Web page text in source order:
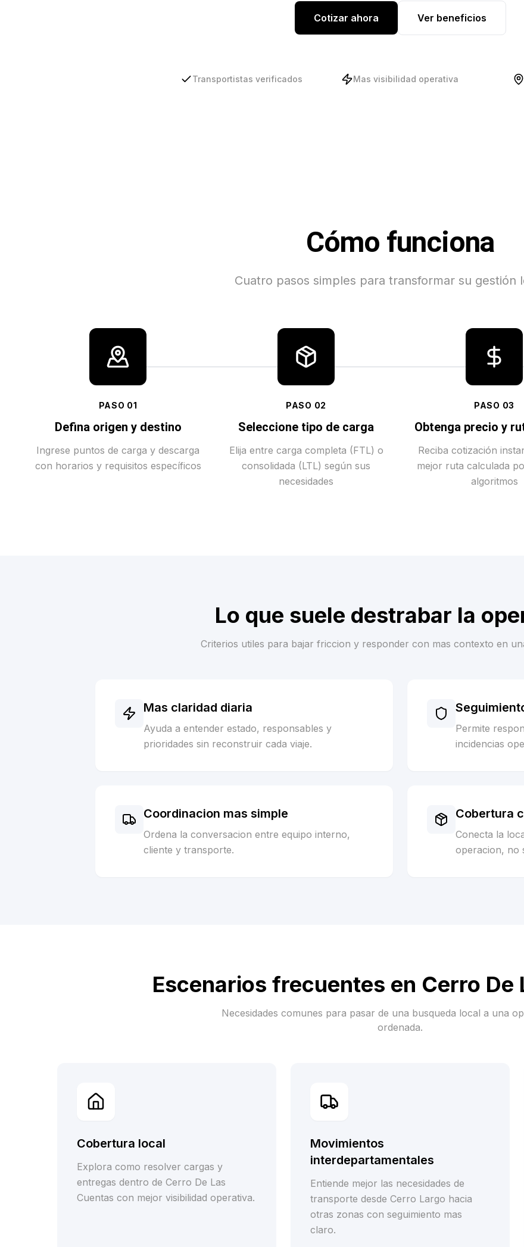
Cotizar ahora Ver beneficios
Transportistas verificados Mas visibilidad operativa
Cómo funciona
Cuatro pasos simples para transformar su gestión
PASO 01
Defina origen y destino
Ingrese puntos de carga y descarga
con horarios y requisitos específicos
PASO 02
Seleccione tipo de carga
Elija entre carga completa (FTL) o
consolidada (LTL) según sus
necesidades
PASO 03
Obtenga precio y
Reciba cotización
mejor ruta calculada
algoritmos
Lo que suele destrabar la
Criterios utiles para bajar friccion y responder con mas contexto en
Mas claridad diaria
Ayuda a entender estado, responsables y
prioridades sin reconstruir cada viaje.
Permite
incidencias
Coordinacion mas simple
Ordena la conversacion entre equipo interno,
cliente y transporte.
Cobertura
Conecta la
operacion, no
Escenarios frecuentes en Cerro De
Necesidades comunes para pasar de una busqueda local a una
ordenada.
Cobertura local
Explora como resolver cargas y
entregas dentro de Cerro De Las
Cuentas con mejor visibilidad operativa.
Movimientos
interdepartamentales
Entiende mejor las necesidades de
transporte desde Cerro Largo hacia
otras zonas con seguimiento mas
claro.